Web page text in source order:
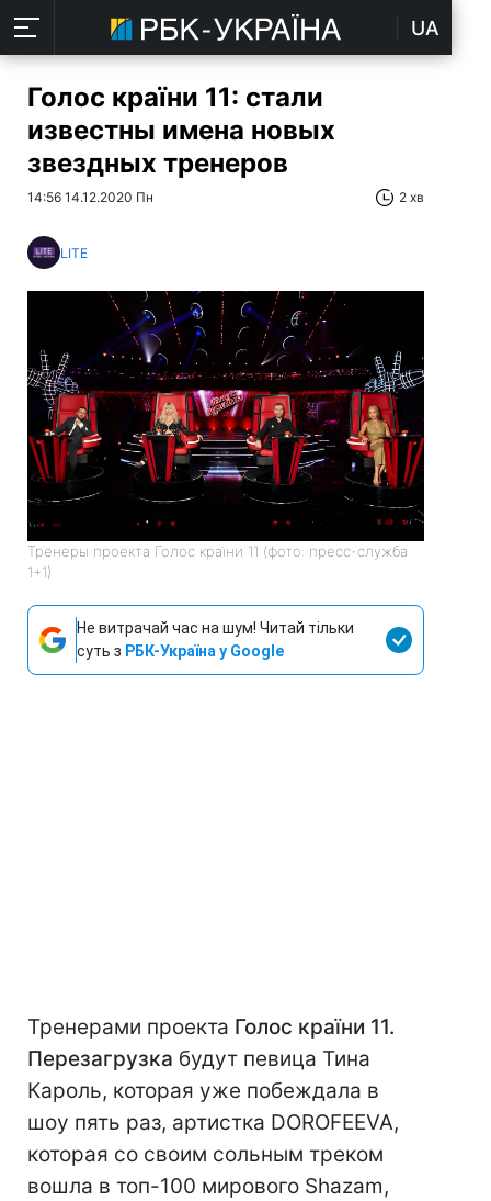
UA
Голос країни 11: стали
известны имена новых
звездных тренеров
14:56 14.12.2020 Пн 2 хв
LITE
Тренеры проекта Голос країни 11 (фото: пресс-служба
1+1)
Не витрачай час на шум! Читай тільки
суть з РБК-Україна у Google
Тренерами проекта Голос країни 11.
Перезагрузка будут певица Тина
Кароль, которая уже побеждала в
шоу пять раз, артистка DOROFEEVA,
которая со своим сольным треком
вошла в топ-100 мирового Shazam,